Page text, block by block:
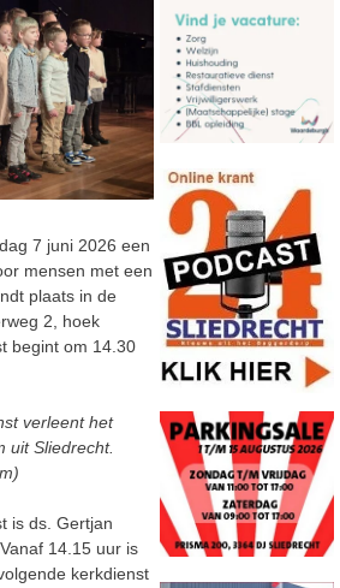
7 juni 2026 een
mensen met een
plaats in de
2, hoek
begint om 14.30
verleent het
uit Sliedrecht.
is ds. Gertjan
14.15 uur is
kerkdienst